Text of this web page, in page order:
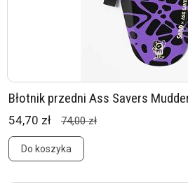
Błotnik przedni Ass Savers
54,70 zł 74,00 zł
Do koszyka